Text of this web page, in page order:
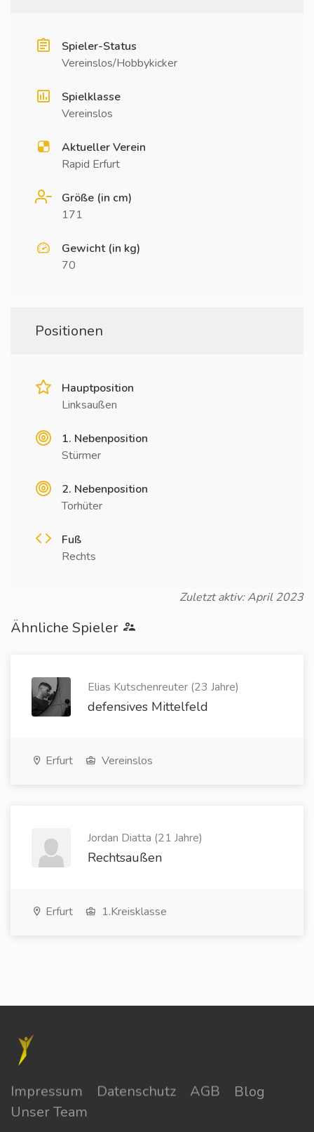
Spieler-Status
Vereinslos/Hobbykicker
Spielklasse
Vereinslos
Aktueller Verein
Rapid Erfurt
Größe (in cm)
171
Gewicht (in kg)
70
Positionen
Hauptposition
Linksaußen
1. Nebenposition
Stürmer
2. Nebenposition
Torhüter
Fuß
Rechts
Zuletzt aktiv: April 2023
Ähnliche Spieler
Elias Kutschenreuter (23 Jahre)
defensives Mittelfeld
Erfurt Vereinslos
Jordan Diatta (21 Jahre)
Rechtsaußen
Erfurt 1.Kreisklasse
Impressum Datenschutz AGB
Blog
Unser Team